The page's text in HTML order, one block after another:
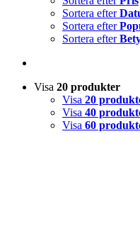
Sortera efter
Sortera efter
Sortera efter
Visa 20 produkter
Visa 20
Visa 40
Visa 60